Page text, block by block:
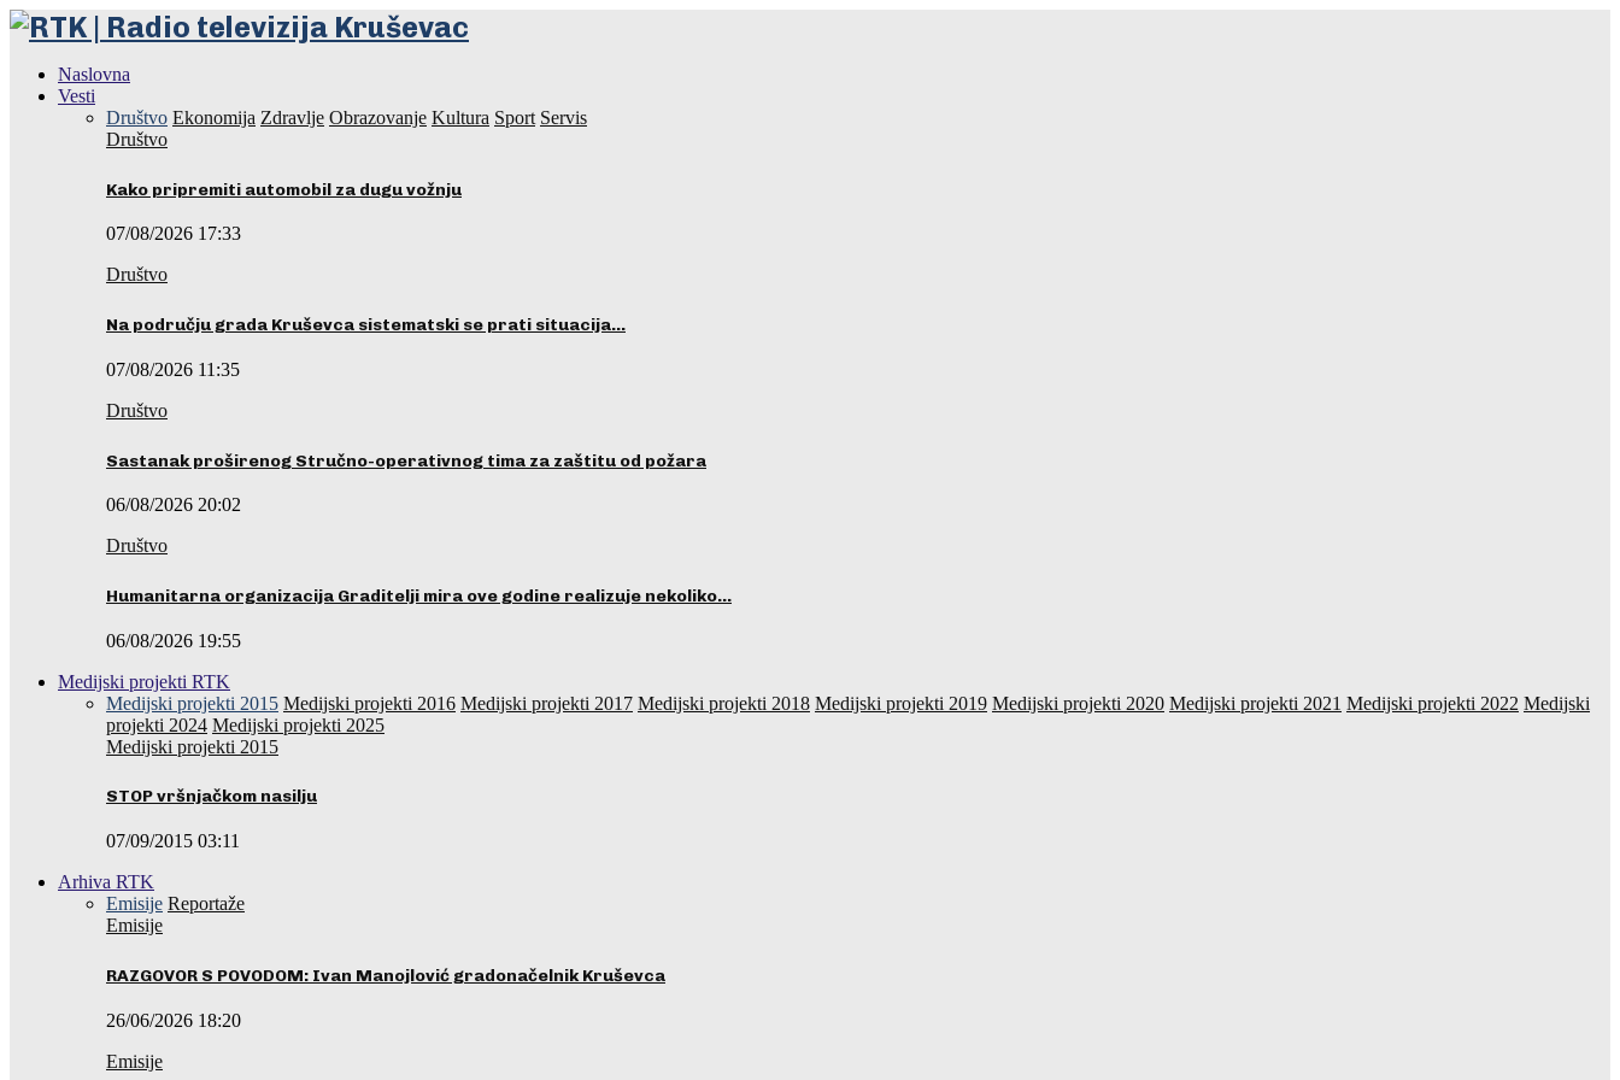
Naslovna
Vesti
Društvo Ekonomija Zdravlje Obrazovanje Kultura Sport Servis
Društvo
Kako pripremiti automobil za dugu vožnju
07/08/2026 17:33
Društvo
Na području grada Kruševca sistematski se prati situacija…
07/08/2026 11:35
Društvo
Sastanak proširenog Stručno-operativnog tima za zaštitu od požara
06/08/2026 20:02
Društvo
Humanitarna organizacija Graditelji mira ove godine realizuje nekoliko…
06/08/2026 19:55
Medijski projekti RTK
Medijski projekti 2015 Medijski projekti 2016 Medijski projekti 2017 Medijski projekti 2018 Medijski projekti 2019 Medijski projekti 2020 Medijski projekti 2021 Medijski projekti 2022 Medijski
projekti 2024 Medijski projekti 2025
Medijski projekti 2015
STOP vršnjačkom nasilju
07/09/2015 03:11
Arhiva RTK
Emisije Reportaže
Emisije
RAZGOVOR S POVODOM: Ivan Manojlović gradonačelnik Kruševca
26/06/2026 18:20
Emisije